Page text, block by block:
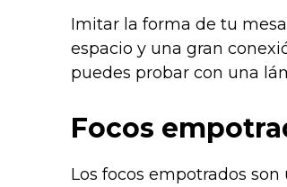
Imitar la forma de tu
espacio y una gran
puedes probar con una
Focos
Los focos empotrados